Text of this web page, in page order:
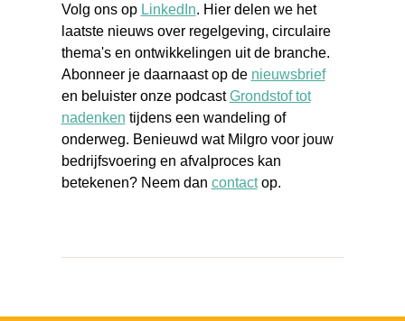
Volg ons op LinkedIn. Hier delen we het
laatste nieuws over regelgeving, circulaire
thema's en ontwikkelingen uit de branche.
Abonneer je daarnaast op de nieuwsbrief
en beluister onze podcastGrondstof tot
nadenken tijdens een wandeling of
onderweg. Benieuwd wat Milgro voor jouw
bedrijfsvoering en afvalproces kan
betekenen? Neem dan contactop.